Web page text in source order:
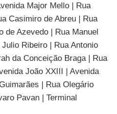
Major Mello | Rua
Casimiro de Abreu | Rua
de Azevedo | Rua Manuel
Ribeiro | Rua Antonio
da Conceição Braga | Rua
João XXIII | Avenida
| Rua Olegário
Pavan | Terminal